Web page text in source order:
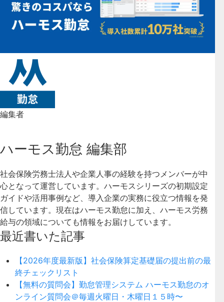
編集者
ハーモス勤怠 編集部
社会保険労務士法人や企業人事の経験を持つメンバーが中
心となって運営しています。ハーモスシリーズの初期設定
ガイドや活用事例など、導入企業の実務に役立つ情報を発
信しています。現在はハーモス勤怠に加え、ハーモス労務
給与の領域についても情報をお届けしています。
最近書いた記事
【2026年度最新版】社会保険算定基礎届の提出前の最
終チェックリスト
【無料の質問会】勤怠管理システム ハーモス勤怠のオ
ンライン質問会＠毎週火曜日・木曜日１５時〜